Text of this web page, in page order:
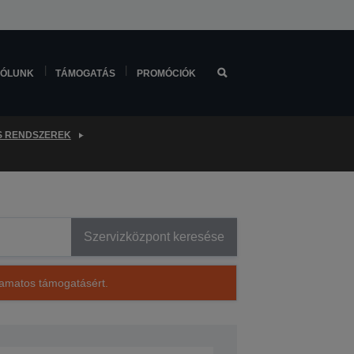
TÁMOGATÁS PROMÓCIÓK
RENDSZEREK
Szervizközpont keresése
támogatásért.